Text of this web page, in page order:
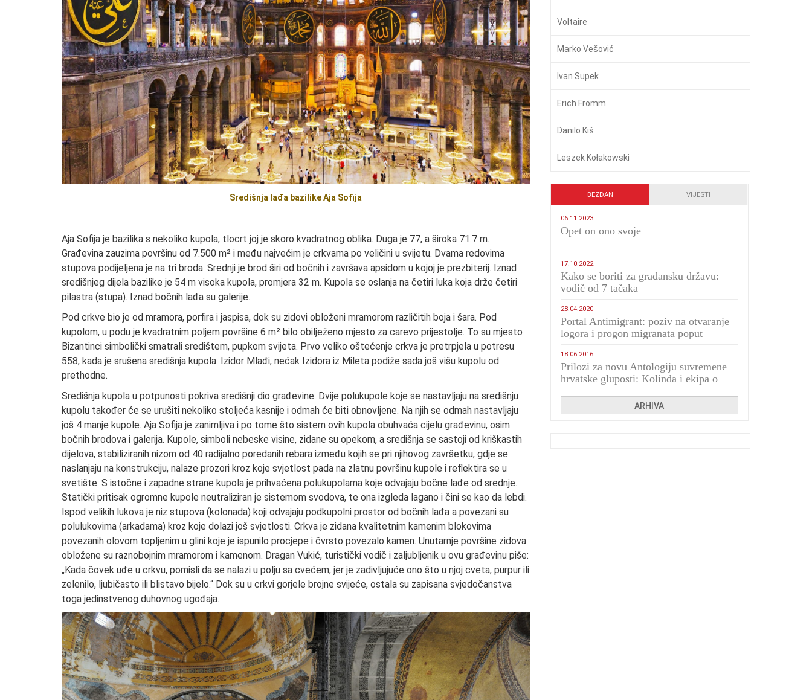
Središnja lađa bazilike Aja Sofija
Aja Sofija je bazilika s nekoliko kupola, tlocrt joj je skoro kvadratnog oblika. Duga je 77, a široka 71.7 m.
Građevina zauzima površinu od 7.500 m² i među najvećim je crkvama po veličini u svijetu. Dvama redovima
stupova podijeljena je na tri broda. Srednji je brod širi od bočnih i završava apsidom u kojoj je prezbiterij. Iznad
središnjeg dijela bazilike je 54 m visoka kupola, promjera 32 m. Kupola se oslanja na četiri luka koja drže četiri
pilastra (stupa). Iznad bočnih lađa su galerije.
Pod crkve bio je od mramora, porfira i jaspisa, dok su zidovi obloženi mramorom različitih boja i šara. Pod
kupolom, u podu je kvadratnim poljem površine 6 m² bilo obilježeno mjesto za carevo prijestolje. To su mjesto
Bizantinci simbolički smatrali središtem, pupkom svijeta. Prvo veliko oštećenje crkva je pretrpjela u potresu
558, kada je srušena središnja kupola. Izidor Mlađi, nećak Izidora iz Mileta podiže sada još višu kupolu od
prethodne.
Središnja kupola u potpunosti pokriva središnji dio građevine. Dvije polukupole koje se nastavljaju na središnju
kupolu također će se urušiti nekoliko stoljeća kasnije i odmah će biti obnovljene. Na njih se odmah nastavljaju
još 4 manje kupole. Aja Sofija je zanimljiva i po tome što sistem ovih kupola obuhvaća cijelu građevinu, osim
bočnih brodova i galerija. Kupole, simboli nebeske visine, zidane su opekom, a središnja se sastoji od kriškastih
dijelova, stabiliziranih nizom od 40 radijalno poredanih rebara između kojih se pri njihovog završetku, gdje se
naslanjaju na konstrukciju, nalaze prozori kroz koje svjetlost pada na zlatnu površinu kupole i reflektira se u
svetište. S istočne i zapadne strane kupola je prihvaćena polukupolama koje odvajaju bočne lađe od srednje.
Statički pritisak ogromne kupole neutraliziran je sistemom svodova, te ona izgleda lagano i čini se kao da lebdi.
Ispod velikih lukova je niz stupova (kolonada) koji odvajaju podkupolni prostor od bočnih lađa a povezani su
polulukovima (arkadama) kroz koje dolazi još svjetlosti. Crkva je zidana kvalitetnim kamenim blokovima
povezanih olovom topljenim u glini koje je ispunilo procjepe i čvrsto povezalo kamen. Unutarnje površine zidova
obložene su raznobojnim mramorom i kamenom. Dragan Vukić, turistički vodič i zaljubljenik u ovu građevinu piše:
„Kada čovek uđe u crkvu, pomisli da se nalazi u polju sa cvećem, jer je zadivljujuće ono što u njoj cveta, purpur ili
zelenilo, ljubičasto ili blistavo bijelo.“ Dok su u crkvi gorjele brojne svijeće, ostala su zapisana svjedočanstva
toga jedinstvenog duhovnog ugođaja.
Voltaire
Marko Vešović
Ivan Supek
Erich Fromm
Danilo Kiš
Leszek Kołakowski
BEZDAN VIJESTI
06.11.2023
​Opet on ono svoje
17.10.2022
Kako se boriti za građansku državu:
vodič od 7 tačaka
28.04.2020
Portal Antimigrant: poziv na otvaranje
logora i progon migranata poput
18.06.2016
Prilozi za novu Antologiju suvremene
hrvatske gluposti: Kolinda i ekipa o
ARHIVA